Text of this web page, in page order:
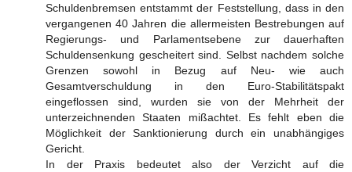
Schuldenbremsen entstammt der Feststellung, dass in den
vergangenen 40 Jahren die allermeisten Bestrebungen auf
Regierungs- und Parlamentsebene zur dauerhaften
Schuldensenkung gescheitert sind. Selbst nachdem solche
Grenzen sowohl in Bezug auf Neu- wie auch
Gesamtverschuldung in den Euro-Stabilitätspakt
eingeflossen sind, wurden sie von der Mehrheit der
unterzeichnenden Staaten mißachtet. Es fehlt eben die
Möglichkeit der Sanktionierung durch ein unabhängiges
Gericht.
In der Praxis bedeutet also der Verzicht auf die